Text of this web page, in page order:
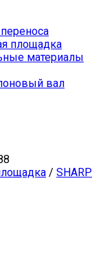
площадка
материалы
вал
/ SHARP